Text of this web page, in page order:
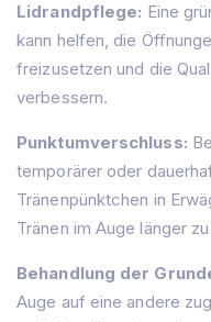
Lidrandpflege: Eine
kann helfen, die
freizusetzen und die
verbessern.
Punktumverschluss:
temporärer oder
Tränenpünktchen in
Tränen im Auge länger
Behandlung der
Auge auf eine andere